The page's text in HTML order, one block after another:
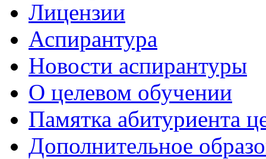
Лицензии
Аспирантура
Новости аспирантуры
О целевом обучении
Памятка абитуриента
Дополнительное